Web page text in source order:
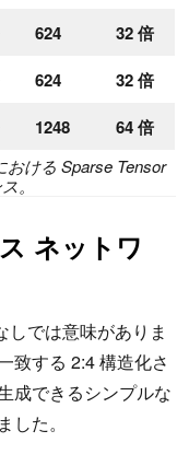
624 32 倍
624 32 倍
1248 64 倍
ける Sparse Tensor
。
ネットワ
しでは意味がありま
致する 2:4 構造化さ
成できるシンプルな
た。